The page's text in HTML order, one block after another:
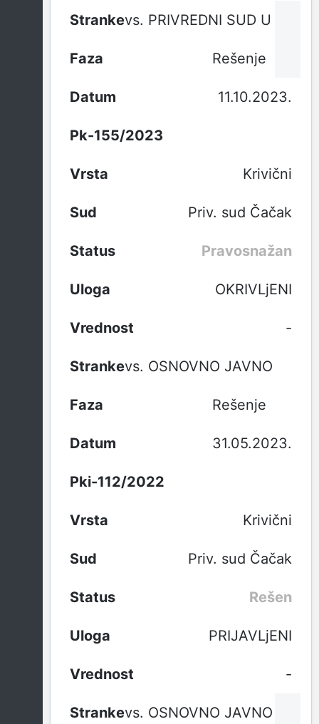
vs. PRIVREDNI SUD U
Rešenje
11.10.2023.
Pk-155/2023
Krivični
Priv. sud Čačak
Pravosnažan
OKRIVLjENI
-
vs. OSNOVNO JAVNO
Rešenje
31.05.2023.
Pki-112/2022
Krivični
Priv. sud Čačak
Rešen
PRIJAVLjENI
-
vs. OSNOVNO JAVNO